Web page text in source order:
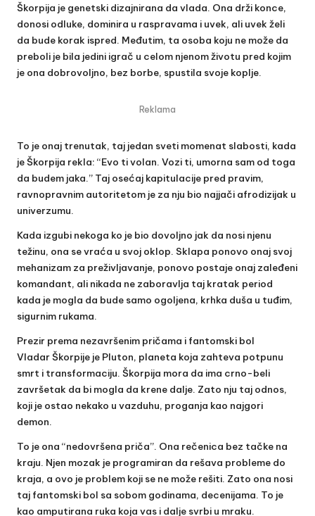
Škorpija je genetski dizajnirana da vlada. Ona drži konce,
donosi odluke, dominira u raspravama i uvek, ali uvek želi
da bude korak ispred. Međutim, ta osoba koju ne može da
preboli je bila jedini igrač u celom njenom životu pred kojim
je ona dobrovoljno, bez borbe, spustila svoje koplje.
Reklama
To je onaj trenutak, taj jedan sveti momenat slabosti, kada
je Škorpija rekla: “Evo ti volan. Vozi ti, umorna sam od toga
da budem jaka.” Taj osećaj kapitulacije pred pravim,
ravnopravnim autoritetom je za nju bio najjači afrodizijak u
univerzumu.
Kada izgubi nekoga ko je bio dovoljno jak da nosi njenu
težinu, ona se vraća u svoj oklop. Sklapa ponovo onaj svoj
mehanizam za preživljavanje, ponovo postaje onaj zaleđeni
komandant, ali nikada ne zaboravlja taj kratak period
kada je mogla da bude samo ogoljena, krhka duša u tuđim,
sigurnim rukama.
Prezir prema nezavršenim pričama i fantomski bol
Vladar Škorpije je Pluton, planeta koja zahteva potpunu
smrt i transformaciju. Škorpija mora da ima crno-beli
završetak da bi mogla da krene dalje. Zato nju taj odnos,
koji je ostao nekako u vazduhu, proganja kao najgori
demon.
To je ona “nedovršena priča”. Ona rečenica bez tačke na
kraju. Njen mozak je programiran da rešava probleme do
kraja, a ovo je problem koji se ne može rešiti. Zato ona nosi
taj fantomski bol sa sobom godinama, decenijama. To je
kao amputirana ruka koja vas i dalje svrbi u mraku.